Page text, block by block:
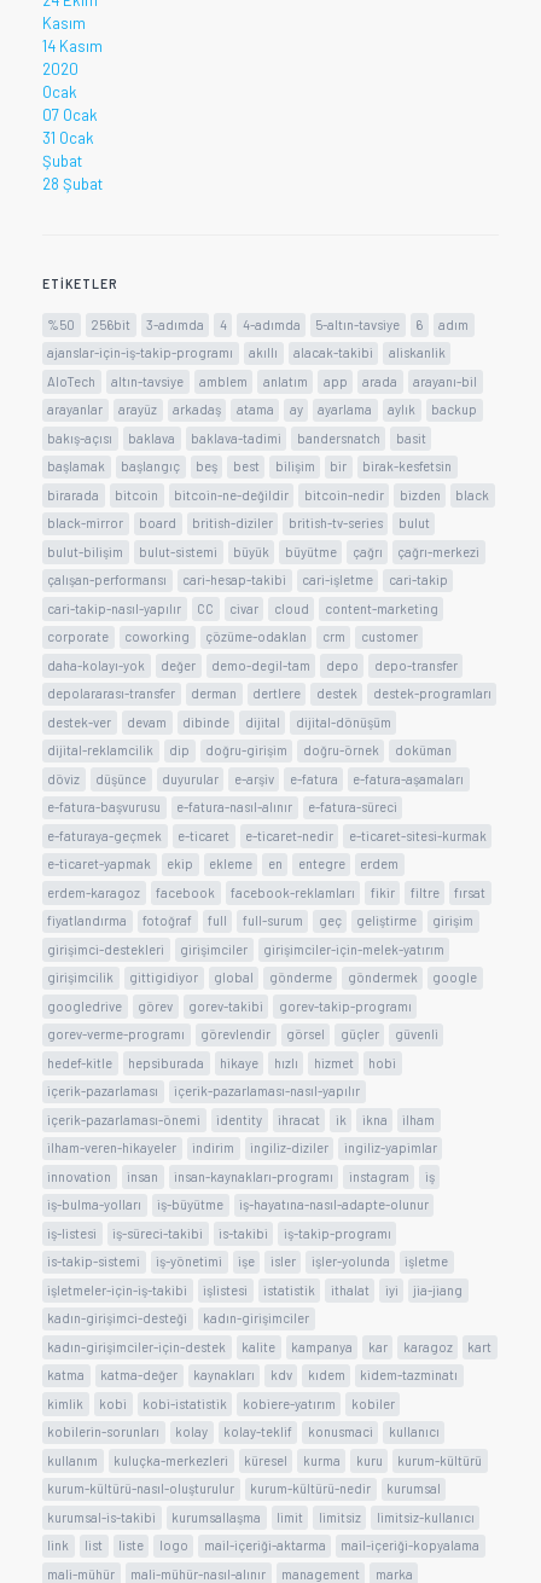
Kasım
14 Kasım
2020
Ocak
07 Ocak
31 Ocak
Şubat
28 Şubat
ETIKETLER
%50 256bit 3-adımda 4 4-adımda 5-altın-tavsiye 6
adım
ajanslar-için-iş-takip-programı
akıllı alacak-takibi
aliskanlik
AloTech
altın-tavsiye amblem anlatım app arada
arayanı-bil
arayanlar
arayüz arkadaş atama ay ayarlama aylık
backup
bakış-açısı
baklava baklava-tadimi bandersnatch
basit
başlamak
başlangıç beş best bilişim bir
birak-kesfetsin
birarada
bitcoin bitcoin-ne-değildir bitcoin-nedir bizden
black
black-mirror
board british-diziler british-tv-series
bulut
bulut-bilişim
bulut-sistemi büyük büyütme çağrı
çağrı-merkezi
çalışan-performansı
cari-hesap-takibi cari-işletme
cari-takip
cari-takip-nasıl-yapılır
CC civar cloud
content-marketing
corporate
coworking çözüme-odaklan crm
customer
daha-kolayı-yok
değer demo-degil-tam depo
depo-transfer
depolararası-transfer
derman dertlere destek
destek-programları
destek-ver
devam dibinde dijital
dijital-dönüşüm
dijital-reklamcilik
dip doğru-girişim doğru-örnek
doküman
döviz
düşünce duyurular e-arşiv e-fatura
e-fatura-aşamaları
e-fatura-başvurusu
e-fatura-nasıl-alınır
e-fatura-süreci
e-faturaya-geçmek
e-ticaret e-ticaret-nedir
e-ticaret-sitesi-kurmak
e-ticaret-yapmak
ekip ekleme en entegre
erdem
erdem-karagoz
facebook facebook-reklamları fikir filtre
fırsat
fiyatlandırma
fotoğraf full full-surum geç geliştirme
girişim
girişimci-destekleri
girişimciler
girişimciler-için-melek-yatırım
girişimcilik
gittigidiyor global gönderme göndermek
google
googledrive
görev gorev-takibi
gorev-takip-programı
gorev-verme-programı
görevlendir görsel güçler
güvenli
hedef-kitle
hepsiburada hikaye hızlı hizmet
hobi
içerik-pazarlaması
içerik-pazarlaması-nasıl-yapılır
içerik-pazarlaması-önemi
identity ihracat ik ikna
ilham
ilham-veren-hikayeler
indirim ingiliz-diziler
ingiliz-yapimlar
innovation
insan insan-kaynakları-programı instagram
iş
iş-bulma-yolları
iş-büyütme
iş-hayatına-nasıl-adapte-olunur
iş-listesi
iş-süreci-takibi is-takibi
iş-takip-programı
is-takip-sistemi
iş-yönetimi işe isler işler-yolunda
işletme
işletmeler-için-iş-takibi
işlistesi istatistik ithalat iyi
jia-jiang
kadın-girişimci-desteği
kadın-girişimciler
kadın-girişimciler-için-destek
kalite kampanya kar karagoz
kart
katma
katma-değer kaynakları kdv kıdem
kidem-tazminatı
kimlik
kobi kobi-istatistik kobiere-yatırım
kobiler
kobilerin-sorunları
kolay kolay-teklif konusmaci
kullanıcı
kullanım
kuluçka-merkezleri küresel kurma kuru
kurum-kültürü
kurum-kültürü-nasıl-oluşturulur
kurum-kültürü-nedir
kurumsal
kurumsal-is-takibi
kurumsallaşma limit limitsiz
limitsiz-kullanıcı
link
list liste logo mail-içeriği-aktarma
mail-içeriği-kopyalama
mali-mühür
mali-mühür-nasıl-alınır management
marka